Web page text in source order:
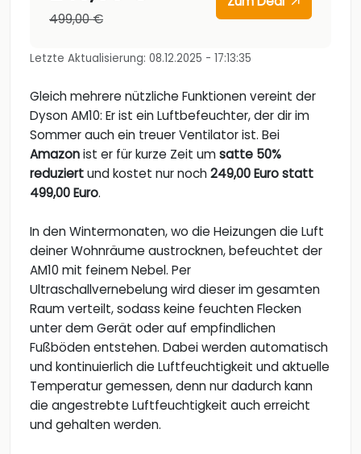
499,00 €
Letzte Aktualisierung: 08.12.2025 - 17:13:35
Gleich mehrere nützliche Funktionen vereint der
Dyson AM10: Er ist ein Luftbefeuchter, der dir im
Sommer auch ein treuer Ventilator ist. Bei
Amazonist er für kurze Zeit umsatte 50%
reduziertund kostet nur noch249,00 Euro statt
499,00 Euro.
In den Wintermonaten, wo die Heizungen die Luft
deiner Wohnräume austrocknen, befeuchtet der
AM10 mit feinem Nebel. Per
Ultraschallvernebelung wird dieser im gesamten
Raum verteilt, sodass keine feuchten Flecken
unter dem Gerät oder auf empfindlichen
Fußböden entstehen. Dabei werden automatisch
und kontinuierlich die Luftfeuchtigkeit und aktuelle
Temperatur gemessen, denn nur dadurch kann
die angestrebte Luftfeuchtigkeit auch erreicht
und gehalten werden.